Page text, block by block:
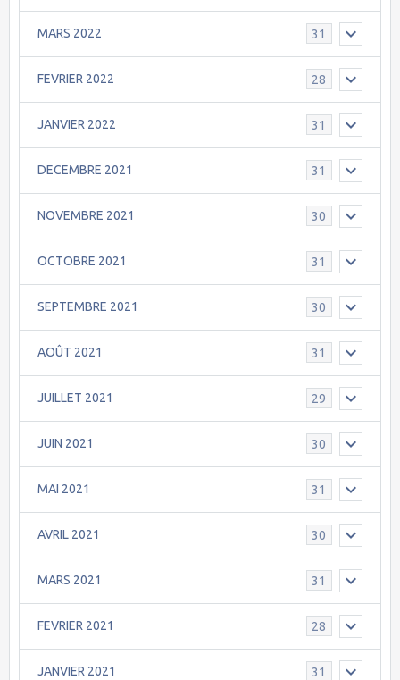
MARS 2022 31
FEVRIER 2022 28
JANVIER 2022 31
DECEMBRE 2021 31
NOVEMBRE 2021 30
OCTOBRE 2021 31
SEPTEMBRE 2021 30
AOÛT 2021 31
JUILLET 2021 29
JUIN 2021 30
MAI 2021 31
AVRIL 2021 30
MARS 2021 31
FEVRIER 2021 28
JANVIER 2021 31